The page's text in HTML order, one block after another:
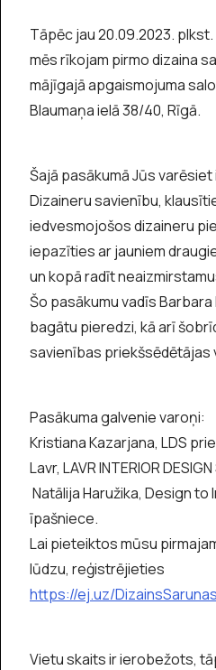
Tāpēc jau 20.09.2023. plkst.
mēs rīkojam pirmo dizaina
mājīgajā apgaismojuma
Blaumaņa ielā 38/40, Rīgā.
Šajā pasākumā Jūs
Dizaineru savienību,
iedvesmojošos dizaineru
iepazīties ar jauniem
un kopā radīt
Šo pasākumu vadīs
bagātu pieredzi, kā arī
savienības priekšsēdētājas
Pasākuma galvenie varoņi:
Kristiana Kazarjana, LDS
Lavr, LAVR INTERIOR
Natālija Haružika, Design
īpašniece.
Lai pieteiktos mūsu
lūdzu, reģistrējieties
https://ej.uz/
Vietu skaits ir ierobežots,